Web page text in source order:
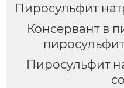
Пиросульфит
Консервант в
Пиросульфит